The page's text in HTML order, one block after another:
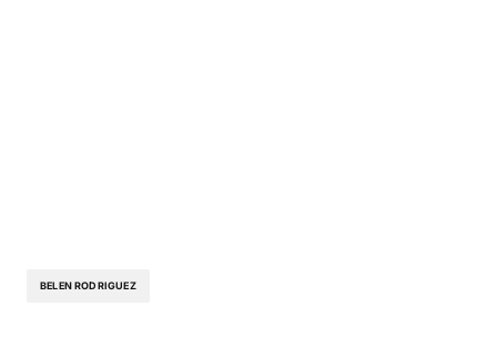
BELEN RODRIGUEZ